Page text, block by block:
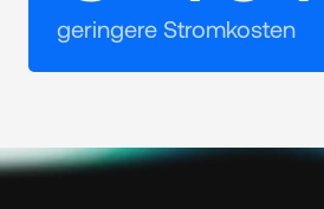
geringere Stromkosten